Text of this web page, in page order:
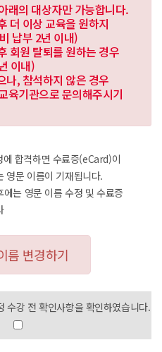
래의 대상자만 가능합니다.
더 이상 교육을 원하지
납부 2년 이내)
회원 탈퇴를 원하는 경우
이내)
, 참석하지 않은 경우
육기관으로 문의해주시기
합격하면 수료증(eCard)이
영문 이름이 기재됩니다.
는 영문 이름 수정 및 수료증
름 변경하기
수강 전 확인사항을 확인하였습니다.